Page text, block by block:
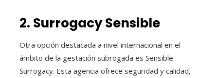
2. Surrogacy Sensible
Otra opción destacada a nivel internacional en el
ámbito de la gestación subrogada es Sensible
Surrogacy. Esta agencia ofrece seguridad y calidad,